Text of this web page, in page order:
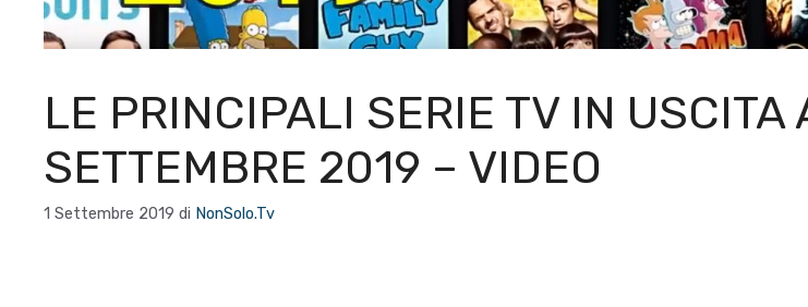
LE PRINCIPALI SERIE TV IN USCITA
SETTEMBRE 2019 – VIDEO
1 Settembre 2019 di NonSolo.Tv